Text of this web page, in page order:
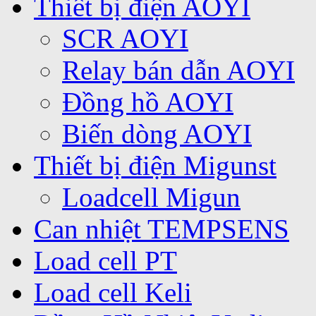
Thiết bị điện AOYI
SCR AOYI
Relay bán dẫn AOYI
Đồng hồ AOYI
Biến dòng AOYI
Thiết bị điện Migunst
Loadcell Migun
Can nhiệt TEMPSENS
Load cell PT
Load cell Keli